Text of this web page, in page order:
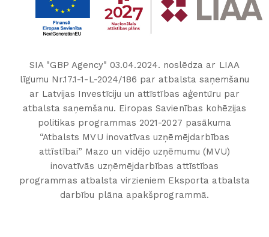
SIA "GBP Agency" 03.04.2024. noslēdza ar LIAA
līgumu Nr.17.1-1-L-2024/186 par atbalsta saņemšanu
ar Latvijas Investīciju un attīstības aģentūru par
atbalsta saņemšanu. Eiropas Savienības kohēzijas
politikas programmas 2021-2027 pasākuma
“Atbalsts MVU inovatīvas uzņēmējdarbības
attīstībai” Mazo un vidējo uzņēmumu (MVU)
inovatīvās uzņēmējdarbības attīstības
programmas atbalsta virzieniem Eksporta atbalsta
darbību plāna apakšprogrammā.